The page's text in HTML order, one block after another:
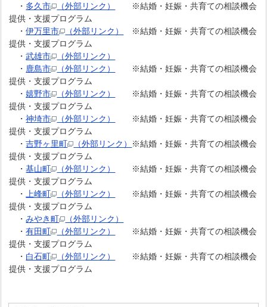
・ 多久市 （外部リンク）
※結婚・妊娠・共育ての相談機会
提供・支援プログラム
・伊万里市 （外部リンク）
※結婚・妊娠・共育ての相談機会
提供・支援プログラム
・武雄市
（外部リンク）
・ 鹿島市 （外部リンク）
※結婚・妊娠・共育ての相談機会
提供・支援プログラム
・嬉野市 （外部リンク）
※結婚・妊娠・共育ての相談機会
提供・支援プログラム
・神埼市 （外部リンク）
※結婚・妊娠・共育ての相談機会
提供・支援プログラム
・吉野ヶ里町 （外部リンク） ※結婚・妊娠・共育ての相談機会
提供・支援プログラム
・基山町 （外部リンク）
※結婚・妊娠・共育ての相談機会
提供・支援プログラム
・
上峰町 （外部リンク）
※結婚・妊娠・共育ての相談機会
提供・支援プログラム
・みやき町
（外部リンク）
・有田町 （外部リンク）
※結婚・妊娠・共育ての相談機会
提供・支援プログラム
・ 白石町 （外部リンク）
※結婚・妊娠・共育ての相談機会
提供・支援プログラム